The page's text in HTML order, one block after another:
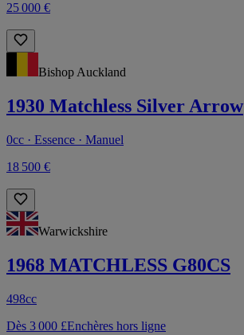
25 000 €
Bishop Auckland
1930 Matchless Silver Arrow
0cc · Essence · Manuel
18 500 €
Warwickshire
1968 MATCHLESS G80CS
498cc
Dès 3 000 £Enchères hors ligne